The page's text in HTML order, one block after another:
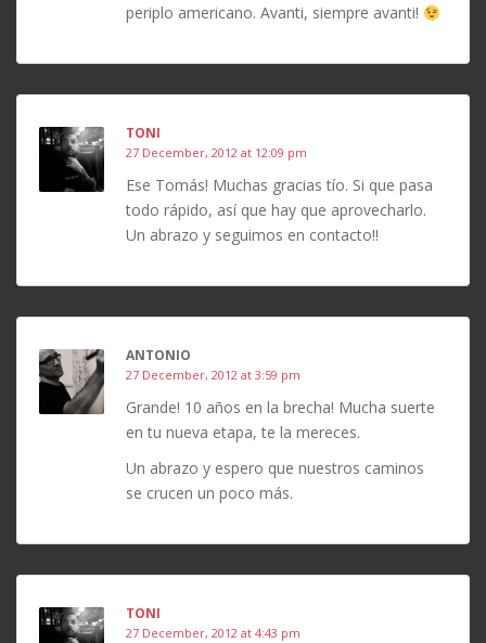
periplo americano. Avanti, siempre avanti!
TONI
27 December, 2012 at 12:09 pm
Ese Tomás! Muchas gracias tío. Si que pasa
todo rápido, así que hay que aprovecharlo.
Un abrazo y seguimos en contacto!!
ANTONIO
27 December, 2012 at 3:59 pm
Grande! 10 años en la brecha! Mucha suerte
en tu nueva etapa, te la mereces.
Un abrazo y espero que nuestros caminos
se crucen un poco más.
TONI
27 December, 2012 at 4:43 pm